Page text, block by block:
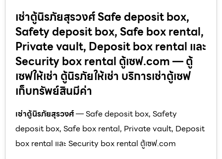
เช่าตู้นิรภัยสุรวงศ์ Safe deposit box,
Safety deposit box, Safe box rental,
Private vault, Deposit box rental และ
Security box rental ตู้เซฟ.com — ตู้
เซฟให้เช่า ตู้นิรภัยให้เช่า บริการเช่าตู้เซฟ
เก็บทรัพย์สินมีค่า
เช่าตู้นิรภัยสุรวงศ์— Safe deposit box, Safety
deposit box, Safe box rental, Private vault, Deposit
box rental และ Security box rental ตู้เซฟ.com